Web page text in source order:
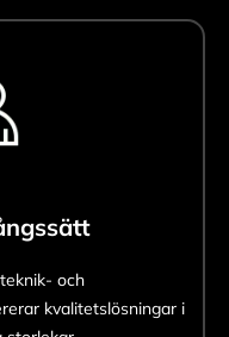
och
kvalitetslösningar i